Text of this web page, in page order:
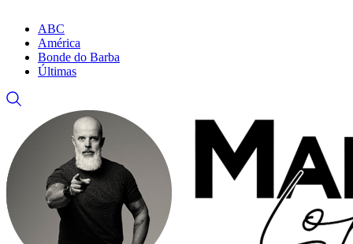
ABC
América
Bonde do Barba
Últimas